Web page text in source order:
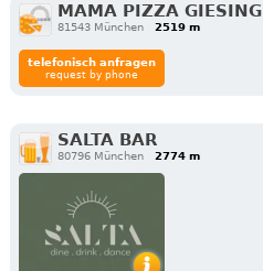
MAMA PIZZA GIESING
81543 München 2519 m
telefonisch anfragen
request by phone
SALTA BAR
80796 München 2774 m